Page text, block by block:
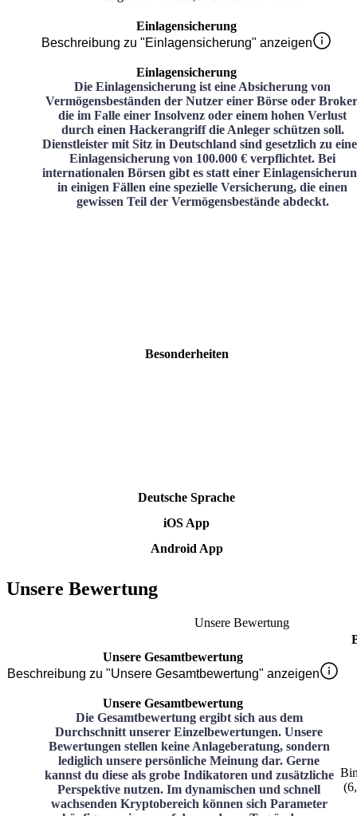
Einlagensicherung
Beschreibung zu "Einlagensicherung" anzeigen
Einlagensicherung
Die Einlagensicherung ist eine Absicherung von
Vermögensbeständen der Nutzer einer Börse oder
die im Falle einer Insolvenz oder einem hohen Verlust
durch einen Hackerangriff die Anleger schützen soll.
Dienstleister mit Sitz in Deutschland sind gesetzlich zu
Einlagensicherung von 100.000 € verpflichtet. Bei
internationalen Börsen gibt es statt einer
in einigen Fällen eine spezielle Versicherung, die einen
gewissen Teil der Vermögensbestände abdeckt.
Besonderheiten
Deutsche Sprache
iOS App
Android App
Unsere Bewertung
Unsere Bewertung
Unsere Gesamtbewertung
Beschreibung zu "Unsere Gesamtbewertung" anzeigen
Unsere Gesamtbewertung
Die Gesamtbewertung ergibt sich aus dem
Durchschnitt unserer Einzelbewertungen. Unsere
Bewertungen stellen keine Anlageberatung, sondern
lediglich unsere persönliche Meinung dar. Gerne
kannst du diese als grobe Indikatoren und zusätzliche
Perspektive nutzen. Im dynamischen und schnell
wachsenden Kryptobereich können sich Parameter
(